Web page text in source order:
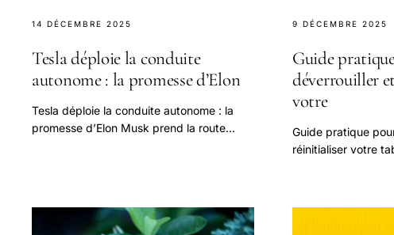
14 DÉCEMBRE 2025
Tesla déploie la conduite
autonome : la promesse d’Elon
Tesla déploie la conduite autonome : la
promesse d’Elon Musk prend la route
9 DÉCEMBRE 2025
Guide
déverrouiller
votre
Guide pratique
réinitialiser votre